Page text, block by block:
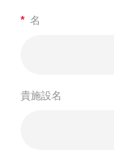
* 名
貴施設名